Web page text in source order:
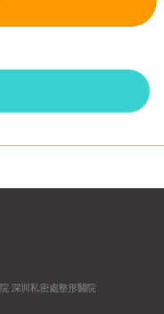
深圳私密處整形醫院